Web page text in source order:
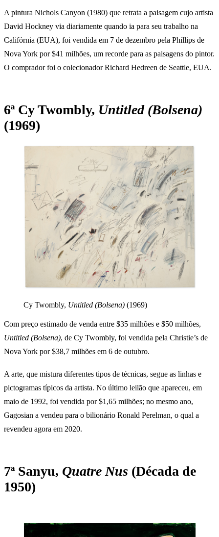
A pintura Nichols Canyon (1980) que retrata a paisagem cujo artista
David Hockney via diariamente quando ia para seu trabalho na
Califórnia (EUA), foi vendida em 7 de dezembro pela Phillips de
Nova York por $41 milhões, um recorde para as paisagens do pintor.
O comprador foi o colecionador Richard Hedreen de Seattle, EUA.
6ª Cy Twombly, Untitled (Bolsena)
(1969)
Cy Twombly, Untitled (Bolsena) (1969)
Com preço estimado de venda entre $35 milhões e $50 milhões,
Untitled (Bolsena), de Cy Twombly, foi vendida pela Christie’s de
Nova York por $38,7 milhões em 6 de outubro.
A arte, que mistura diferentes tipos de técnicas, segue as linhas e
pictogramas típicos da artista. No último leilão que apareceu, em
maio de 1992, foi vendida por $1,65 milhões; no mesmo ano,
Gagosian a vendeu para o bilionário Ronald Perelman, o qual a
revendeu agora em 2020.
7ª Sanyu, Quatre Nus (Década de
1950)